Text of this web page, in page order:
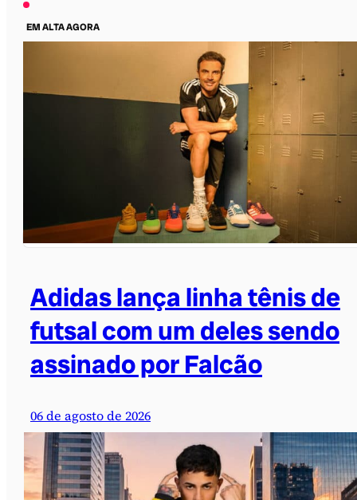
EM ALTA AGORA
Adidas lança linha tênis de
futsal com um deles sendo
assinado por Falcão
06 de agosto de 2026